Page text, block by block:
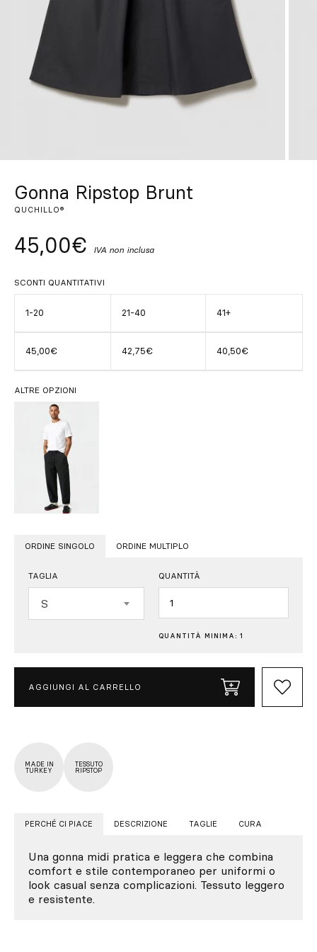
Lasciati ispirare
Gonna Ripstop Brunt
QUCHILLO®
45,00€ IVA non inclusa
SCONTI QUANTITATIVI
1-20 21-40 41+
45,00€ 42,75€ 40,50€
ALTRE OPZIONI
ORDINE SINGOLO ORDINE MULTIPLO
TAGLIA
S
QUANTITÀ
QUANTITÀ MINIMA: 1
AGGIUNGI AL CARRELLO
MADE IN
TURKEY
TESSUTO
RIPSTOP
PERCHÉ CI PIACE DESCRIZIONE TAGLIE CURA
Una gonna midi pratica e leggera che combina
comfort e stile contemporaneo per uniformi o
look casual senza complicazioni. Tessuto leggero
e resistente.